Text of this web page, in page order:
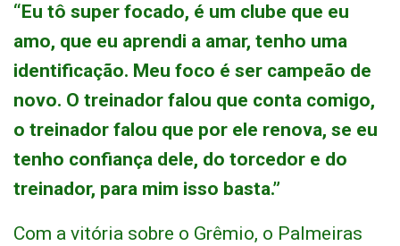
“Eu tô super focado, é um clube que eu
amo, que eu aprendi a amar, tenho uma
identificação. Meu foco é ser campeão de
novo. O treinador falou que conta comigo,
o treinador falou que por ele renova, se eu
tenho confiança dele, do torcedor e do
treinador, para mim isso basta.”
Com a vitória sobre o Grêmio, o Palmeiras